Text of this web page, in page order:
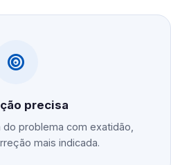
precisa
problema com exatidão,
mais indicada.